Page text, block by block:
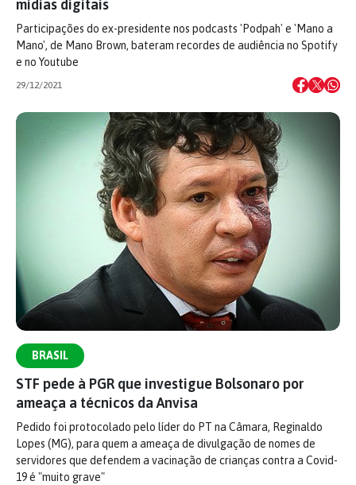
mídias digitais
Participações do ex-presidente nos podcasts 'Podpah' e 'Mano a
Mano', de Mano Brown, bateram recordes de audiência no Spotify
e no Youtube
29/12/2021
BRASIL
STF pede à PGR que investigue Bolsonaro por
ameaça a técnicos da Anvisa
Pedido foi protocolado pelo líder do PT na Câmara, Reginaldo
Lopes (MG), para quem a ameaça de divulgação de nomes de
servidores que defendem a vacinação de crianças contra a Covid-
19 é "muito grave"